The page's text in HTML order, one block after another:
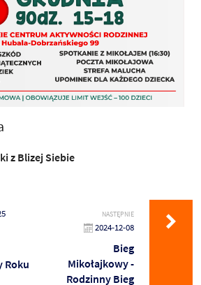
z Blizej Siebie
Roku
NASTĘPNIE
2024-12-08
Bieg
Mikołajkowy -
Rodzinny Bieg